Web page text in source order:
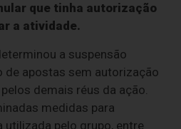
que tinha autorização
a atividade.
a suspensão
de apostas sem autorização
demais réus da ação.
medidas para
pelo grupo, entre